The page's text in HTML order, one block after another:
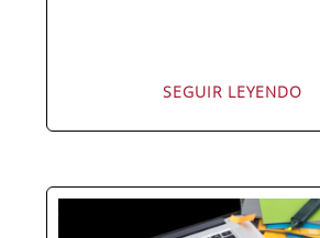
SEGUIR LEYENDO
Hay personas que ocupan
dirección y hay personas